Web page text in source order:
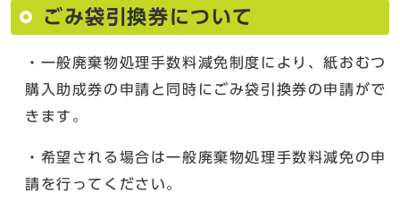
ごみ袋引換券について
・一般廃棄物処理手数料減免制度により、紙おむつ
購入助成券の申請と同時にごみ袋引換券の申請がで
きます。
・希望される場合は一般廃棄物処理手数料減免の申
請を行ってください。